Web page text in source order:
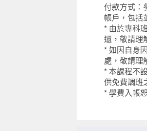
付款方式：
帳戶，包括
* 由於專科
還，敬請理
* 如因自身
處，敬請理
* 本課程不
供免費調班
* 學費入帳